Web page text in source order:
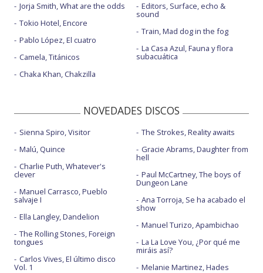
Jorja Smith, What are the odds
Tokio Hotel, Encore
Pablo López, El cuatro
Camela, Titánicos
Chaka Khan, Chakzilla
Editors, Surface, echo &
sound
Train, Mad dog in the fog
La Casa Azul, Fauna y flora
subacuática
NOVEDADES DISCOS
Sienna Spiro, Visitor
Malú, Quince
Charlie Puth, Whatever's
clever
Manuel Carrasco, Pueblo
salvaje I
Ella Langley, Dandelion
The Rolling Stones, Foreign
tongues
Carlos Vives, El último disco
Vol. 1
The Strokes, Reality awaits
Gracie Abrams, Daughter from
hell
Paul McCartney, The boys of
Dungeon Lane
Ana Torroja, Se ha acabado el
show
Manuel Turizo, Apambichao
La La Love You, ¿Por qué me
miráis así?
Melanie Martinez, Hades